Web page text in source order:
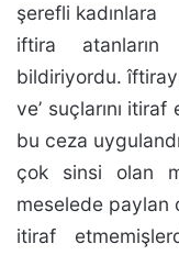
şerefli kadınlara
iftira atanların
bildiriyordu.
ve’ suçlarını
bu ceza
çok sinsi olan
meselede paylan
itiraf